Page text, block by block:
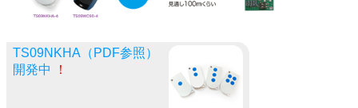
TS09NKHA（PDF参照）
開発中
！